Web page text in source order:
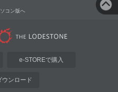
コン版へ
e-STOREで購入
ウンロード